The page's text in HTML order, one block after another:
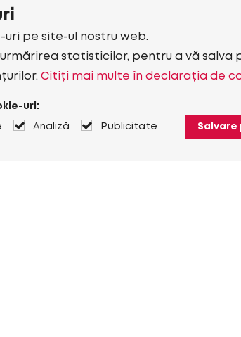
pe site-ul nostru web.
statisticilor, pentru a vă
Citiți mai multe în declarația de
uri:
Analiză Publicitate